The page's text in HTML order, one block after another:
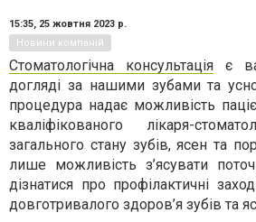
15:35, 25 жовтня 2023 р.
Новини компаній
Стоматологічна консультація є
догляді за нашими зубами та
процедура надає можливість
кваліфікованого лікаря-
загального стану зубів, ясен та
лише можливість з’ясувати
дізнатися про профілактичні
довготривалого здоров’я зубів та